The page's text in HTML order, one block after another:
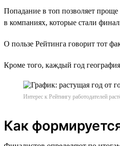
Попадание в топ позволяет проще
в компаниях, которые стали
О пользе Рейтинга говорит тот
Кроме того, каждый год
Интерес к Рейтингу работодателей
Как